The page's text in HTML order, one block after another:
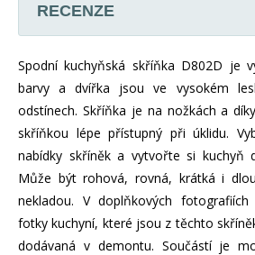
RECENZE
Spodní kuchyňská skříňka D802D je
barvy a dvířka jsou ve vysokém
odstínech. Skříňka je na nožkách a
skříňkou lépe přístupný při úklidu.
nabídky skříněk a vytvořte si kuchyň
Může být rohová, rovná, krátká i
nekladou. V doplňkových
fotky kuchyní, které jsou z těchto
dodávaná v demontu. Součástí je